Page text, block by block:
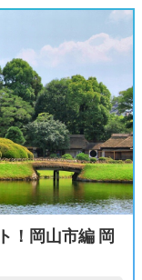
！岡山市編 岡